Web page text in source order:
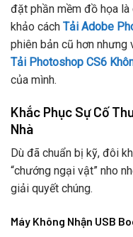
đặt phần mềm đồ họa
khảo cách Tải Adobe
phiên bản cũ hơn nhưng
Tải Photoshop CS6
của mình.
Khắc Phục Sự Cố
Nhà
Dù đã chuẩn bị kỹ, đôi
“chướng ngại vật” nho
giải quyết chúng.
Máy Không Nhận USB